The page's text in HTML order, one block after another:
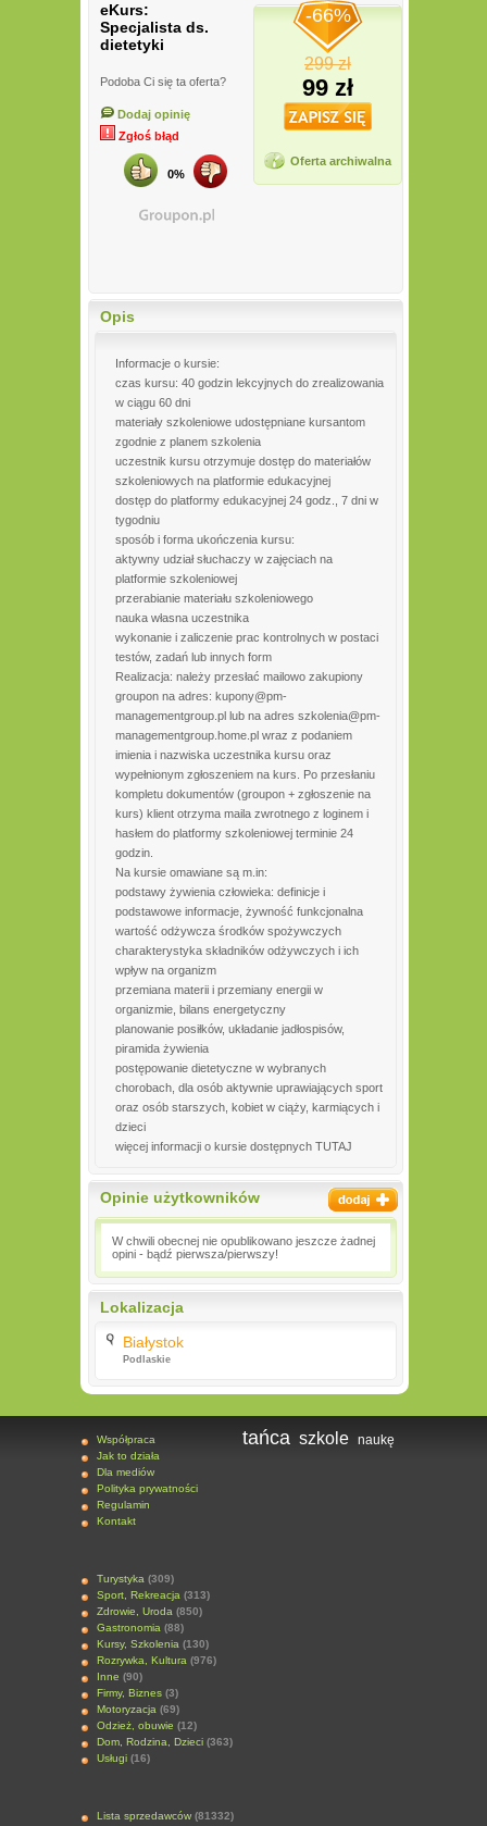
eKurs:
Specjalista ds.
dietetyki
Podoba Ci się ta oferta?
Dodaj opinię
Zgłoś błąd
0%
-66%
299 zł
99 zł
Oferta archiwalna
Opis
Informacje o kursie:
czas kursu: 40 godzin lekcyjnych do zrealizowania
w ciągu 60 dni
materiały szkoleniowe udostępniane kursantom
zgodnie z planem szkolenia
uczestnik kursu otrzymuje dostęp do materiałów
szkoleniowych na platformie edukacyjnej
dostęp do platformy edukacyjnej 24 godz., 7 dni w
tygodniu
sposób i forma ukończenia kursu:
aktywny udział słuchaczy w zajęciach na
platformie szkoleniowej
przerabianie materiału szkoleniowego
nauka własna uczestnika
wykonanie i zaliczenie prac kontrolnych w postaci
testów, zadań lub innych form
Realizacja: należy przesłać mailowo zakupiony
groupon na adres: kupony@pm-
managementgroup.pl lub na adres szkolenia@pm-
managementgroup.home.pl wraz z podaniem
imienia i nazwiska uczestnika kursu oraz
wypełnionym zgłoszeniem na kurs. Po przesłaniu
kompletu dokumentów (groupon + zgłoszenie na
kurs) klient otrzyma maila zwrotnego z loginem i
hasłem do platformy szkoleniowej terminie 24
godzin.
Na kursie omawiane są m.in:
podstawy żywienia człowieka: definicje i
podstawowe informacje, żywność funkcjonalna
wartość odżywcza środków spożywczych
charakterystyka składników odżywczych i ich
wpływ na organizm
przemiana materii i przemiany energii w
organizmie, bilans energetyczny
planowanie posiłków, układanie jadłospisów,
piramida żywienia
postępowanie dietetyczne w wybranych
chorobach, dla osób aktywnie uprawiających sport
oraz osób starszych, kobiet w ciąży, karmiących i
dzieci
więcej informacji o kursie dostępnych TUTAJ
Opinie użytkowników
W chwili obecnej nie opublikowano jeszcze żadnej
opini - bądź pierwsza/pierwszy!
Lokalizacja
Białystok
Podlaskie
Współpraca
Jak to działa
Dla mediów
Polityka prywatności
Regulamin
Kontakt
Turystyka (309)
Sport, Rekreacja (313)
Zdrowie, Uroda (850)
Gastronomia (88)
Kursy, Szkolenia (130)
Rozrywka, Kultura (976)
Inne (90)
Firmy, Biznes (3)
Motoryzacja (69)
Odzież, obuwie (12)
Dom, Rodzina, Dzieci (363)
Usługi (16)
Lista sprzedawców (81332)
tańca szkole naukę